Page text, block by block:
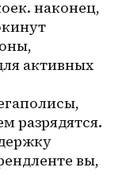
наконец,
активных
разрядятся.
вы,